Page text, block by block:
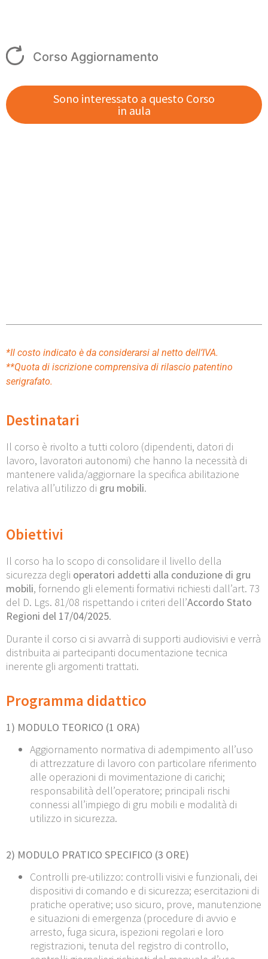
Corso Aggiornamento
Sono interessato a questo Corso
in aula
*Il costo indicato è da considerarsi al netto dell’IVA.
**Quota di iscrizione comprensiva di rilascio patentino
serigrafato.
Destinatari
Il corso è rivolto a tutti coloro (dipendenti, datori di
lavoro, lavoratori autonomi) che hanno la necessità di
mantenere valida/aggiornare la specifica abilitazione
relativa all’utilizzo di gru mobili.
Obiettivi
Il corso ha lo scopo di consolidare il livello della
sicurezza degli operatori addetti alla conduzione di gru
mobili, fornendo gli elementi formativi richiesti dall’art. 73
del D. Lgs. 81/08 rispettando i criteri dell’Accordo Stato
Regioni del 17/04/2025.
Durante il corso ci si avvarrà di supporti audiovisivi e verrà
distribuita ai partecipanti documentazione tecnica
inerente gli argomenti trattati.
Programma didattico
1) MODULO TEORICO (1 ORA)
Aggiornamento normativa di adempimento all’uso
di attrezzature di lavoro con particolare riferimento
alle operazioni di movimentazione di carichi;
responsabilità dell’operatore; principali rischi
connessi all’impiego di gru mobili e modalità di
utilizzo in sicurezza.
2) MODULO PRATICO SPECIFICO (3 ORE)
Controlli pre-utilizzo: controlli visivi e funzionali, dei
dispositivi di comando e di sicurezza; esercitazioni di
pratiche operative; uso sicuro, prove, manutenzione
e situazioni di emergenza (procedure di avvio e
arresto, fuga sicura, ispezioni regolari e loro
registrazioni, tenuta del registro di controllo,